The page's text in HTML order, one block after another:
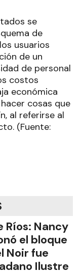
se
de
usuarios
de un
de personal
costos
económica
cosas que
al referirse al
(Fuente:
Ríos: Nancy
el bloque
Noir fue
Ilustre